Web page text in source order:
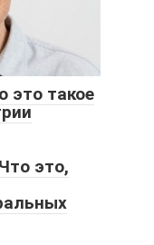
это такое
это,